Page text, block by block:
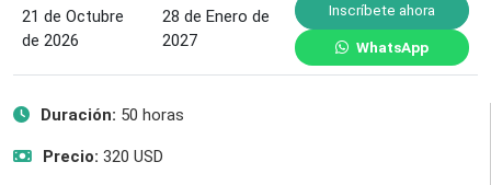
21 de Octubre
de 2026
28 de Enero de
2027
Inscríbete ahora
WhatsApp
Duración: 50 horas
Precio: 320 USD